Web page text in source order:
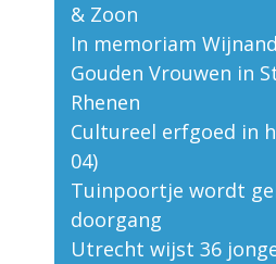
& Zoon
In memoriam
Gouden Vrouwen in
Rhenen
Cultureel erfgoed in
04)
Tuinpoortje wordt
doorgang
Utrecht wijst 36